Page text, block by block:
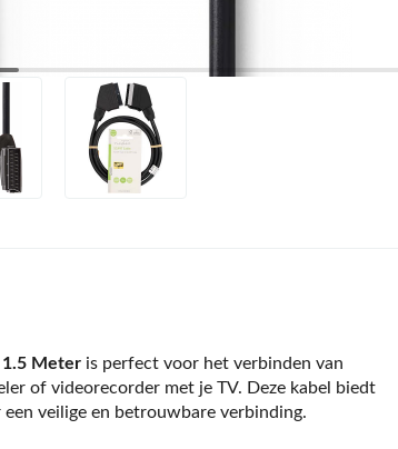
1.5 Meter is perfect voor het verbinden van
of videorecorder met je TV. Deze kabel biedt
veilige en betrouwbare verbinding.